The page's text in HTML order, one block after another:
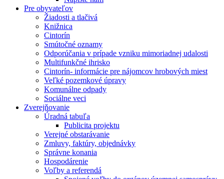
Pre obyvateľov
Žiadosti a tlačivá
Knižnica
Cintorín
Smútočné oznamy
Odporúčania v prípade vzniku mimoriadnej udalosti
Multifunkčné ihrisko
Cintorín- informácie pre nájomcov hrobových miest
Veľké pozemkové úpravy
Komunálne odpady
Sociálne veci
Zverejňovanie
Úradná tabuľa
Publicita projektu
Verejné obstarávanie
Zmluvy, faktúry, objednávky
Správne konania
Hospodárenie
Voľby a referendá